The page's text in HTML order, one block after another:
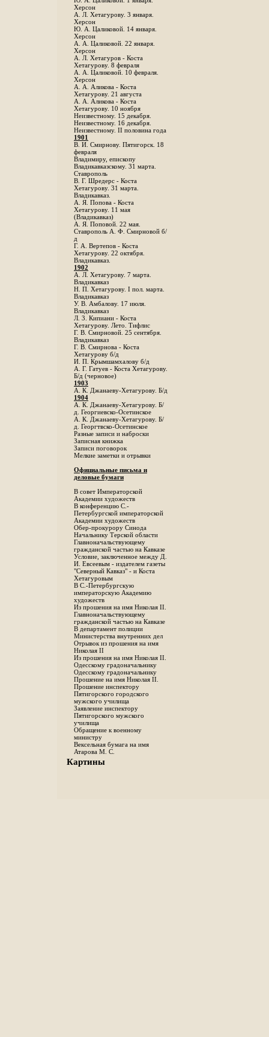
Херсон
А. Л. Хетагурову. 3 января.
Херсон
Ю. А. Цаликовой. 14 января.
Херсон
А. А. Цаликовой. 22 января.
Херсон
А. Л. Хетагуров - Коста
Хетагурову. 8 февраля
А. А. Цаликовой. 10 февраля.
Херсон
А. А. Аликова - Коста
Хетагурову. 21 августа
А. А. Аликова - Коста
Хетагурову. 10 ноября
Неизвестному. 15 декабря.
Неизвестному. 16 декабря.
Неизвестному. II половина года
1901
В. И. Смирнову. Пятигорск. 18
февраля
Владимиру, епископу
Владикавказскому. 31 марта.
Ставрополь
В. Г. Шредерс - Коста
Хетагурову. 31 марта.
Владикавказ.
А. Я. Попова - Коста
Хетагурову. 11 мая
(Владикавказ)
А. Я. Поповой. 22 мая.
Ставрополь А. Ф. Смирновой б/
д
Г. А. Вертепов - Коста
Хетагурову. 22 октября.
Владикавказ.
1902
А. Л. Хетагурову. 7 марта.
Владикавказ
Н. П. Хетагурову. I пол. марта.
Владикавказ
У. В. Амбалову. 17 июля.
Владикавказ
Л. 3. Кипиани - Коста
Хетагурову. Лето. Тифлис
Г. В. Смирновой. 25 сентября.
Владикавказ
Г. В. Смирнова - Коста
Хетагурову б/д
И. П. Крымшамхалову б/д
А. Г. Гатуев - Коста Хетагурову.
Б/д (черновое)
1903
А. К. Джанаеву-Хетагурову. Б/д
1904
А. К. Джанаеву-Хетагурову. Б/
д. Георгиевско-Осетинское
А. К. Джанаеву-Хетагурову. Б/
д. Георгтвско-Осетинское
Разные записи и наброски
Записная книжка
Записи поговорок
Мелкие заметки и отрывки
Официальные письма и
деловые бумаги
В совет Императорской
Академии художеств
В конференцию С.-
Петербургской императорской
Академии художеств
Обер-прокурору Синода
Начальнику Терской области
Главноначальствующему
гражданской частью на Кавказе
Условие, заключенное между Д.
И. Евсеевым - издателем газеты
"Северный Кавказ" - и Коста
Хетагуровым
В С.-Петербургскую
императорскую Академию
художеств
Из прошения на имя Николая II.
Главноначальствующему
гражданской частью на Кавказе
В департамент полиции
Министерства внутренних дел
Отрывок из прошения на имя
Николая II
Из прошения на имя Николая II.
Одесскому градоначальнику
Одесскому градоначальнику
Прошение на имя Николая II.
Прошение инспектору
Пятигорского городского
мужского училища
Заявление инспектору
Пятигорского мужского
училища
Обращение к военному
министру
Вексельная бумага на имя
Атарова М. С.
Картины